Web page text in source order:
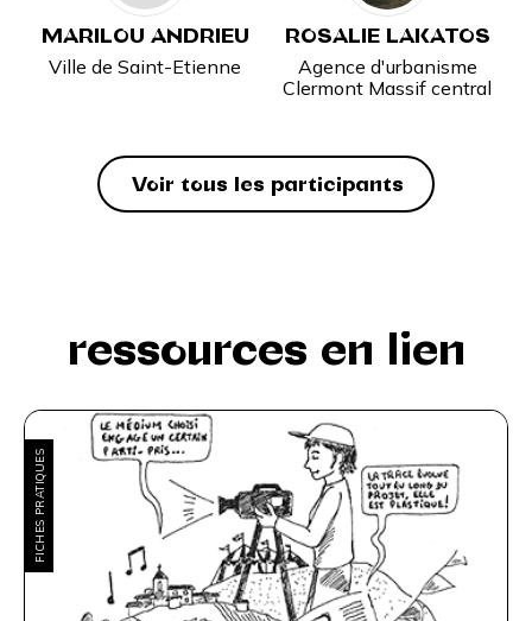
MARILOU ANDRIEU
Ville de Saint-Etienne
ROSALIE LAKATOS
Agence d'urbanisme
Clermont Massif central
Voir tous les participants
ressources en lien
FICHES PRATIQUES